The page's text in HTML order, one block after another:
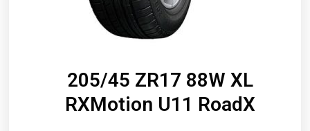
205/45 ZR17 88W XL
RXMotion U11 RoadX